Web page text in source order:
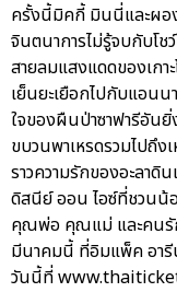
ครั้งนี้มิคกี้ มินนี่และผอ
จินตนาการไม่รู้จบกับโ
สายลมแสงแดดของเก
เย็นยะเยือกไปกับแอนน
ใจของผืนป่าซาฟารีอัน
ขบวนพาเหรดรวมไปถึง
ราวความรักของอะลา
ดิสนีย์ ออน ไอซ์ที่ชวนน้
คุณพ่อ คุณแม่ และคนรั
มีนาคมนี้ ที่อิมแพ็ค อารี
วันนี้ที่